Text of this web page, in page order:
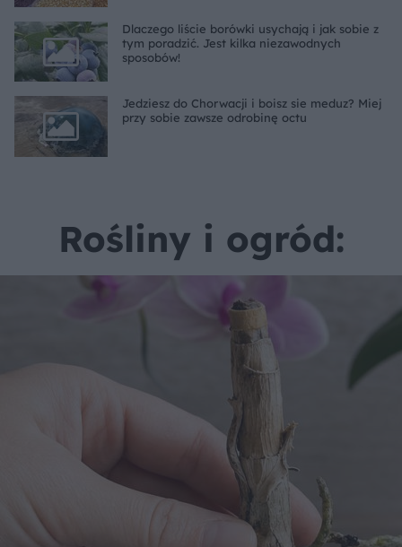
Dlaczego liście borówki usychają i jak sobie z
tym poradzić. Jest kilka niezawodnych
sposobów!
Jedziesz do Chorwacji i boisz sie meduz? Miej
przy sobie zawsze odrobinę octu
Rośliny i ogród: